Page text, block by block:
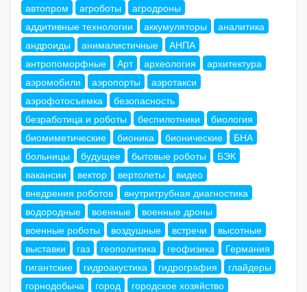
автопром
агроботы
агродроны
аддитивные технологии
аккумуляторы
аналитика
андроиды
анималистичные
АНПА
антропоморфные
Арт археология
архитектура
аэромобили
аэропорты
аэротакси
аэрофотосъемка
безопасность
безработица и роботы
беспилотники
биология
биомиметические
бионика бионические
БНА
больницы
будущее бытовые роботы
БЭК
вакансии
вектор вертолеты
видео
внедрения роботов
внутритрубная диагностика
водородные
военные
военные дроны
военные роботы
воздушные встречи
высотные
выставки
газ геополитика геофизика
Германия
гигантские
гидроакустика гидрография
глайдеры
горнодобыча
город
городское хозяйство